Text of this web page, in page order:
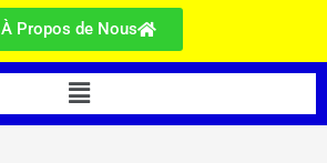
À Propos de Nous
Menu